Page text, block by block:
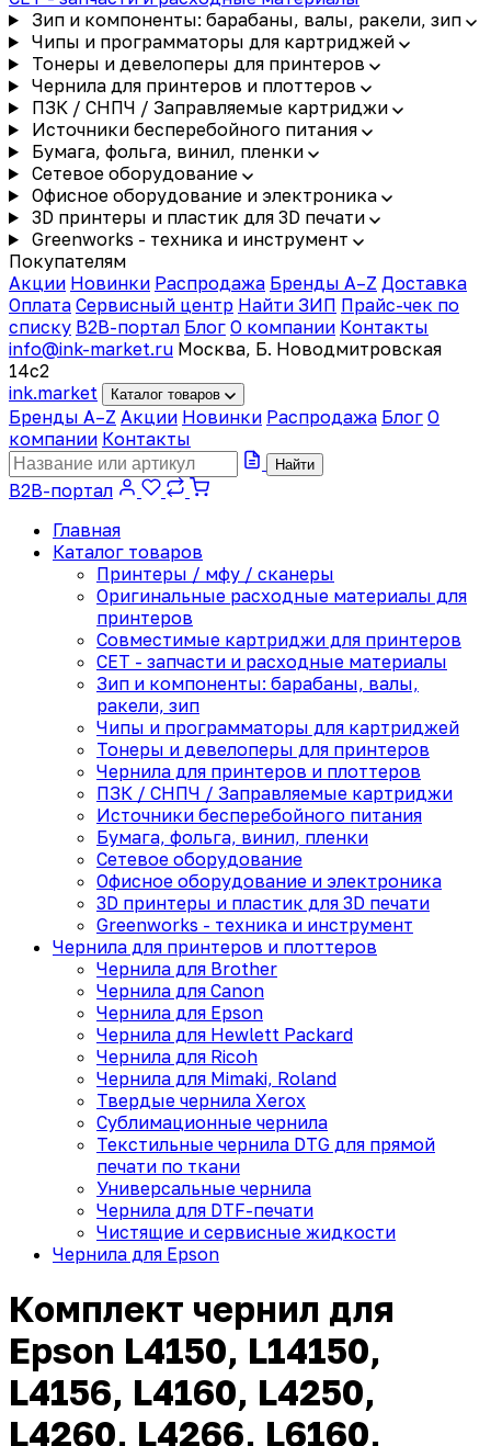
Зип и компоненты: барабаны, валы, ракели, зип
Чипы и программаторы для картриджей
Тонеры и девелоперы для принтеров
Чернила для принтеров и плоттеров
ПЗК / СНПЧ / Заправляемые картриджи
Источники бесперебойного питания
Бумага, фольга, винил, пленки
Сетевое оборудование
Офисное оборудование и электроника
3D принтеры и пластик для 3D печати
Greenworks - техника и инструмент
Покупателям
Акции Новинки Распродажа Бренды A–Z Доставка
Оплата Сервисный центр Найти ЗИП Прайс-чек по
списку B2B-портал Блог О компании Контакты
info@ink-market.ru Москва, Б. Новодмитровская
14с2
ink.market Каталог товаров
Бренды A–Z Акции Новинки Распродажа Блог О
компании Контакты
Найти
B2B-портал
Главная
Каталог товаров
Принтеры / мфу / сканеры
Оригинальные расходные материалы для
принтеров
Совместимые картриджи для принтеров
CET - запчасти и расходные материалы
Зип и компоненты: барабаны, валы,
ракели, зип
Чипы и программаторы для картриджей
Тонеры и девелоперы для принтеров
Чернила для принтеров и плоттеров
ПЗК / СНПЧ / Заправляемые картриджи
Источники бесперебойного питания
Бумага, фольга, винил, пленки
Сетевое оборудование
Офисное оборудование и электроника
3D принтеры и пластик для 3D печати
Greenworks - техника и инструмент
Чернила для принтеров и плоттеров
Чернила для Brother
Чернила для Canon
Чернила для Epson
Чернила для Hewlett Packard
Чернила для Ricoh
Чернила для Mimaki, Roland
Твердые чернила Xerox
Сублимационные чернила
Текстильные чернила DTG для прямой
печати по ткани
Универсальные чернила
Чернила для DTF-печати
Чистящие и сервисные жидкости
Чернила для Epson
Комплект чернил для
Epson L4150, L14150,
L4156, L4160, L4250,
L4260, L4266, L6160,